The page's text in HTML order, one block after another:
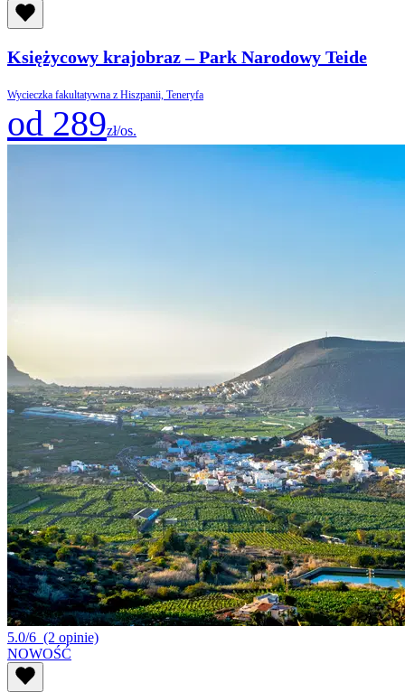
Księżycowy krajobraz – Park Narodowy Teide
Wycieczka fakultatywna z Hiszpanii, Teneryfa
od 289zł/os.
5.0/6 (2 opinie)
NOWOŚĆ